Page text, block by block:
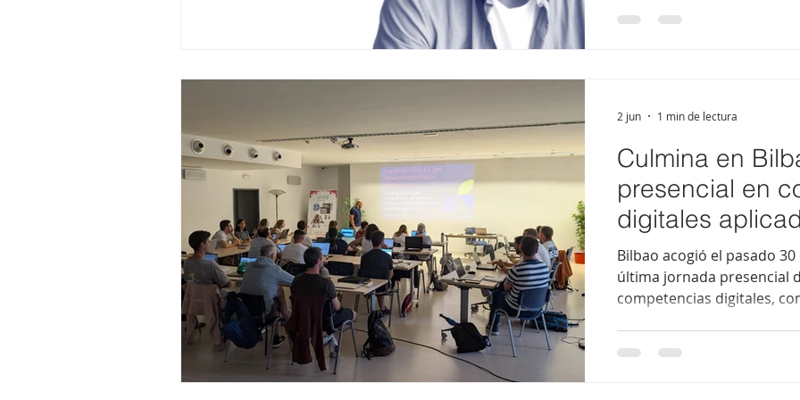
desplazarte. Si completas
habrá nueva
Culmina en
presencial en
digitales
actividad física
Bilbao acogió el pasado
última jornada presencial
competencias digitales,
pasado sábado 30 de
2 jun 1 min de lectura